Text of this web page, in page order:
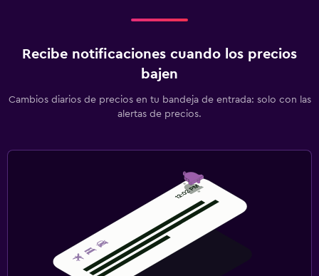
Recibe notificaciones cuando los precios
bajen
Cambios diarios de precios en tu bandeja de entrada: solo con las
alertas de precios.